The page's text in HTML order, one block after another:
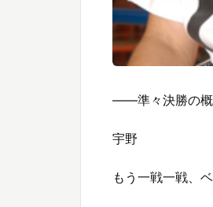
――準々決勝の概
宇野
もう一戦一戦、